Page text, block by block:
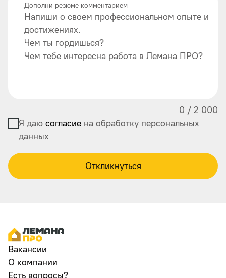
Напиши о своем профессиональном опыте и
достижениях.
Чем ты гордишься?
Чем тебе интересна работа в Лемана ПРО?
Дополни резюме комментарием
0 / 2 000
Я даю согласие на обработку персональных
данных
Откликнуться
Вакансии
О компании
Есть вопросы?